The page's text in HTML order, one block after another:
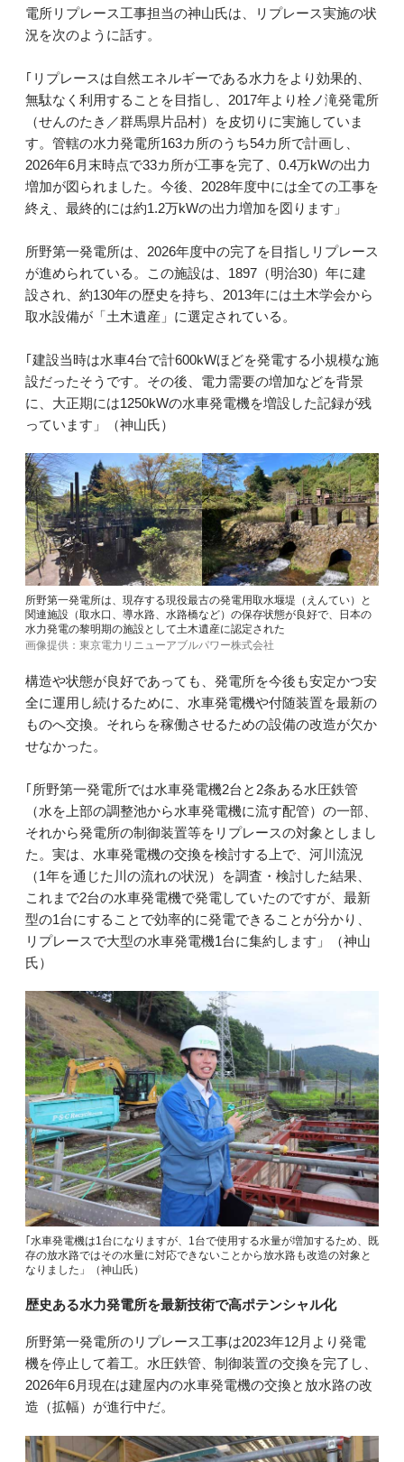
電所リプレース工事担当の神山氏は、リプレース実施の状
況を次のように話す。
｢リプレースは自然エネルギーである水力をより効果的、
無駄なく利用することを目指し、2017年より栓ノ滝発電所
（せんのたき／群馬県片品村）を皮切りに実施していま
す。管轄の水力発電所163カ所のうち54カ所で計画し、
2026年6月末時点で33カ所が工事を完了、0.4万kWの出力
増加が図られました。今後、2028年度中には全ての工事を
終え、最終的には約1.2万kWの出力増加を図ります」
所野第一発電所は、2026年度中の完了を目指しリプレース
が進められている。この施設は、1897（明治30）年に建
設され、約130年の歴史を持ち、2013年には土木学会から
取水設備が「土木遺産」に選定されている。
｢建設当時は水車4台で計600kWほどを発電する小規模な施
設だったそうです。その後、電力需要の増加などを背景
に、大正期には1250kWの水車発電機を増設した記録が残
っています」（神山氏）
所野第一発電所は、現存する現役最古の発電用取水堰堤（えんてい）と
関連施設（取水口、導水路、水路橋など）の保存状態が良好で、日本の
水力発電の黎明期の施設として土木遺産に認定された
画像提供：東京電力リニューアブルパワー株式会社
構造や状態が良好であっても、発電所を今後も安定かつ安
全に運用し続けるために、水車発電機や付随装置を最新の
ものへ交換。それらを稼働させるための設備の改造が欠か
せなかった。
｢所野第一発電所では水車発電機2台と2条ある水圧鉄管
（水を上部の調整池から水車発電機に流す配管）の一部、
それから発電所の制御装置等をリプレースの対象としまし
た。実は、水車発電機の交換を検討する上で、河川流況
（1年を通じた川の流れの状況）を調査・検討した結果、
これまで2台の水車発電機で発電していたのですが、最新
型の1台にすることで効率的に発電できることが分かり、
リプレースで大型の水車発電機1台に集約します」（神山
氏）
｢水車発電機は1台になりますが、1台で使用する水量が増加するため、既
存の放水路ではその水量に対応できないことから放水路も改造の対象と
なりました」（神山氏）
歴史ある水力発電所を最新技術で高ポテンシャル化
所野第一発電所のリプレース工事は2023年12月より発電
機を停止して着工。水圧鉄管、制御装置の交換を完了し、
2026年6月現在は建屋内の水車発電機の交換と放水路の改
造（拡幅）が進行中だ。